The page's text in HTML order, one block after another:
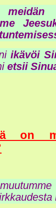
ikävöi
etsii
on